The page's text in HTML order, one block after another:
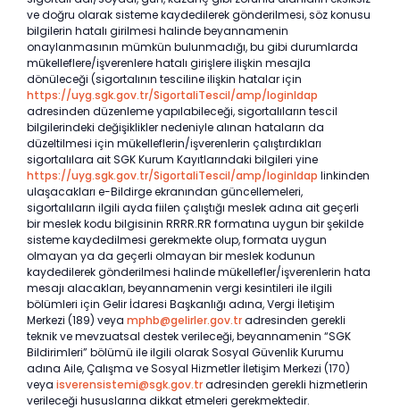
ve doğru olarak sisteme kaydedilerek gönderilmesi, söz konusu
bilgilerin hatalı girilmesi halinde beyannamenin
onaylanmasının mümkün bulunmadığı, bu gibi durumlarda
mükelleflere/işverenlere hatalı girişlere ilişkin mesajla
dönüleceği (sigortalının tesciline ilişkin hatalar için
https://uyg.sgk.gov.tr/SigortaliTescil/amp/loginldap
adresinden düzenleme yapılabileceği, sigortalıların tescil
bilgilerindeki değişiklikler nedeniyle alınan hataların da
düzeltilmesi için mükelleflerin/işverenlerin çalıştırdıkları
sigortalılara ait SGK Kurum Kayıtlarındaki bilgileri yine
https://uyg.sgk.gov.tr/SigortaliTescil/amp/loginldap linkinden
ulaşacakları e-Bildirge ekranından güncellemeleri,
sigortalıların ilgili ayda fiilen çalıştığı meslek adına ait geçerli
bir meslek kodu bilgisinin RRRR.RR formatına uygun bir şekilde
sisteme kaydedilmesi gerekmekte olup, formata uygun
olmayan ya da geçerli olmayan bir meslek kodunun
kaydedilerek gönderilmesi halinde mükellefler/işverenlerin hata
mesajı alacakları, beyannamenin vergi kesintileri ile ilgili
bölümleri için Gelir İdaresi Başkanlığı adına, Vergi İletişim
Merkezi (189) veya mphb@gelirler.gov.tradresinden gerekli
teknik ve mevzuatsal destek verileceği, beyannamenin “SGK
Bildirimleri” bölümü ile ilgili olarak Sosyal Güvenlik Kurumu
adına Aile, Çalışma ve Sosyal Hizmetler İletişim Merkezi (170)
veya isverensistemi@sgk.gov.tradresinden gerekli hizmetlerin
verileceği hususlarına dikkat etmeleri gerekmektedir.